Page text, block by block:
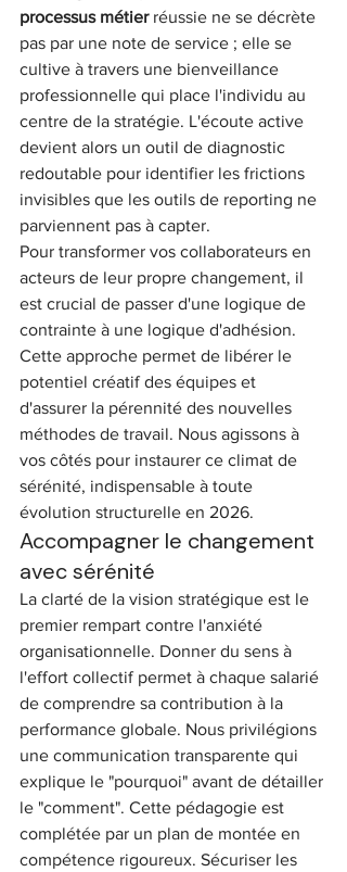
processus métier réussie ne se décrète
pas par une note de service ; elle se
cultive à travers une bienveillance
professionnelle qui place l'individu au
centre de la stratégie. L'écoute active
devient alors un outil de diagnostic
redoutable pour identifier les frictions
invisibles que les outils de reporting ne
parviennent pas à capter.
Pour transformer vos collaborateurs en
acteurs de leur propre changement, il
est crucial de passer d'une logique de
contrainte à une logique d'adhésion.
Cette approche permet de libérer le
potentiel créatif des équipes et
d'assurer la pérennité des nouvelles
méthodes de travail. Nous agissons à
vos côtés pour instaurer ce climat de
sérénité, indispensable à toute
évolution structurelle en 2026.
Accompagner le changement
avec sérénité
La clarté de la vision stratégique est le
premier rempart contre l'anxiété
organisationnelle. Donner du sens à
l'effort collectif permet à chaque salarié
de comprendre sa contribution à la
performance globale. Nous privilégions
une communication transparente qui
explique le "pourquoi" avant de détailler
le "comment". Cette pédagogie est
complétée par un plan de montée en
compétence rigoureux. Sécuriser les